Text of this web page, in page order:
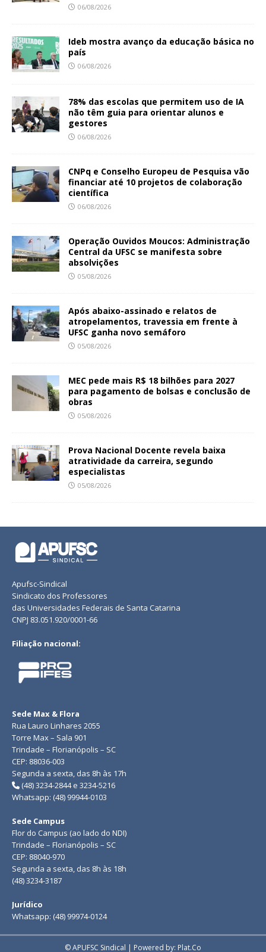
06/08/2026
Ideb mostra avanço da educação básica no
país
06/08/2026
78% das escolas que permitem uso de IA
não têm guia para orientar alunos e
gestores
06/08/2026
CNPq e Conselho Europeu de Pesquisa vão
financiar até 10 projetos de colaboração
científica
06/08/2026
Operação Ouvidos Moucos: Administração
Central da UFSC se manifesta sobre
absolvições
05/08/2026
Após abaixo-assinado e relatos de
atropelamentos, travessia em frente à
UFSC ganha novo semáforo
05/08/2026
MEC pede mais R$ 18 bilhões para 2027
para pagamento de bolsas e conclusão de
obras
05/08/2026
Prova Nacional Docente revela baixa
atratividade da carreira, segundo
especialistas
05/08/2026
Apufsc-Sindical
Sindicato dos Professores
das Universidades Federais de Santa Catarina
CNPJ 83.051.920/0001-66
Filiação nacional:
Sede Max & Flora
Rua Lauro Linhares 2055
Torre Max – Sala 901
Trindade – Florianópolis – SC
CEP: 88036-003
Segunda a sexta, das 8h às 17h
(48) 3234-2844 e 3234-5216
Whatsapp: (48) 99944-0103
Sede Campus
Flor do Campus (ao lado do NDI)
Trindade – Florianópolis – SC
CEP: 88040-970
Segunda a sexta, das 8h às 18h
(48) 3234-3187
Jurídico
Whatsapp: (48) 99974-0124
© APUFSC Sindical | Powered by: Plat.Co